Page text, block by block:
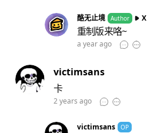
酪无止境 Author X
重制版来咯~
a year ago
victimsans
卡
2 years ago
victimsans OP